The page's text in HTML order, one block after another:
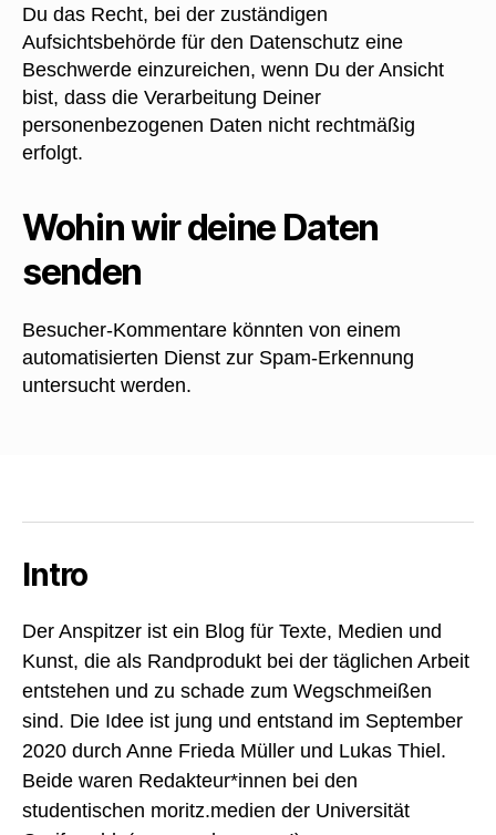
Du das Recht, bei der zuständigen
Aufsichtsbehörde für den Datenschutz eine
Beschwerde einzureichen, wenn Du der Ansicht
bist, dass die Verarbeitung Deiner
personenbezogenen Daten nicht rechtmäßig
erfolgt.
Wohin wir deine Daten
senden
Besucher-Kommentare könnten von einem
automatisierten Dienst zur Spam-Erkennung
untersucht werden.
Intro
Der Anspitzer ist ein Blog für Texte, Medien und
Kunst, die als Randprodukt bei der täglichen Arbeit
entstehen und zu schade zum Wegschmeißen
sind. Die Idee ist jung und entstand im September
2020 durch Anne Frieda Müller und Lukas Thiel.
Beide waren Redakteur*innen bei den
studentischen moritz.medien der Universität